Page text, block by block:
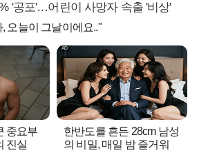
'공포'…어린이 사망자 속출 '비상'
오늘이 그날이에요.."
중요부
진실
한반도를 흔든 28cm 남성
의 비밀, 매일 밤 즐거워